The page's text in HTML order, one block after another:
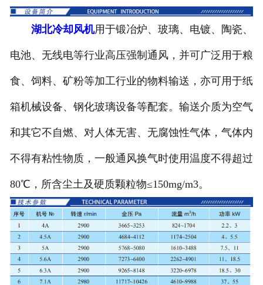
湖北水泥风机
湖北窑炉风机
湖北造纸风机
湖北化工风机
湖北冷却风机用于锻冶炉、玻璃、电镀、陶瓷、
电池、无线电等行业高压强制通风，并可广泛用于粮
食、饲料、矿粉等加工行业的物料输送，亦可用于纸
箱机械设备、钢化玻璃设备等配套。输送介质为空气
和其它不自燃、对人体无害、无腐蚀性气体，气体内
不得有粘性物质，一般通风换气时使用温度不得超过
80℃，所含尘土及硬质颗粒物≤150mg/m3。